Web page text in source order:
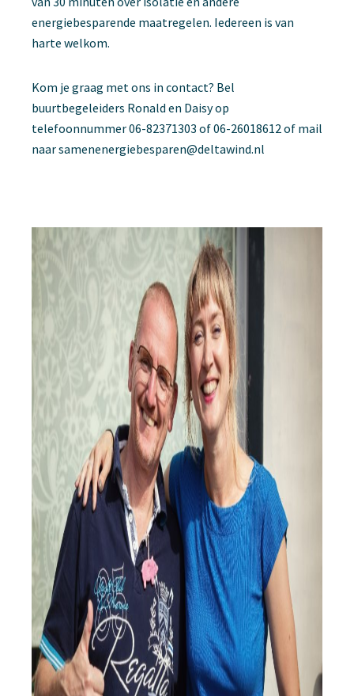
energiebesparende maatregelen. Iedereen is van
harte welkom.
Kom je graag met ons in contact? Bel
buurtbegeleiders Ronald en Daisy op
telefoonnummer 06-82371303 of 06-26018612 of mail
naarsamenenergiebesparen@deltawind.nl